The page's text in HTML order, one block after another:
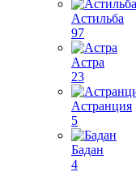
Астильба
97
Астра
23
Астранция
5
Бадан
4